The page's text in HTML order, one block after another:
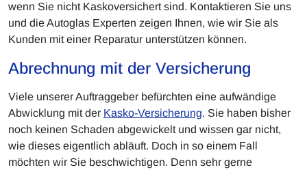
wenn Sie nicht Kaskoversichert sind. Kontaktieren Sie uns
und die Autoglas Experten zeigen Ihnen, wie wir Sie als
Kunden mit einer Reparatur unterstützen können.
Abrechnung mit der Versicherung
Viele unserer Auftraggeber befürchten eine aufwändige
Abwicklung mit der Kasko-Versicherung. Sie haben bisher
noch keinen Schaden abgewickelt und wissen gar nicht,
wie dieses eigentlich abläuft. Doch in so einem Fall
möchten wir Sie beschwichtigen. Denn sehr gerne